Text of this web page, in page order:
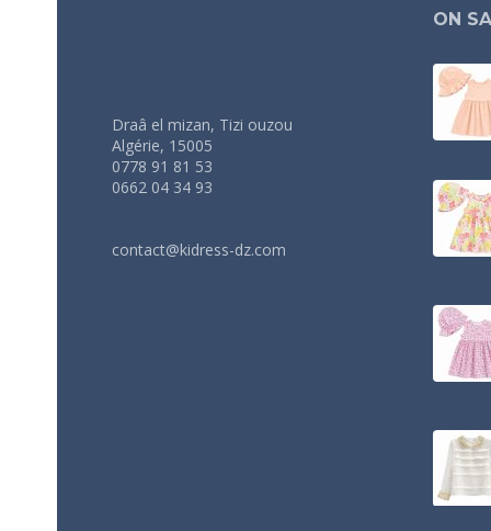
Draâ el mizan, Tizi ouzou
Algérie, 15005
0778 91 81 53
0662 04 34 93
contact@kidress-dz.com
ON